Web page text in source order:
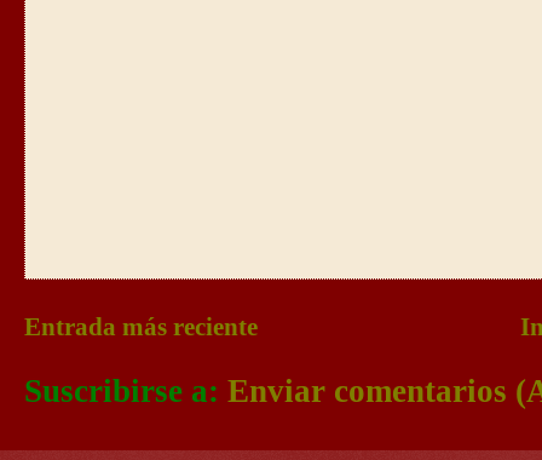
Entrada más reciente
Suscribirse a: Enviar comentarios